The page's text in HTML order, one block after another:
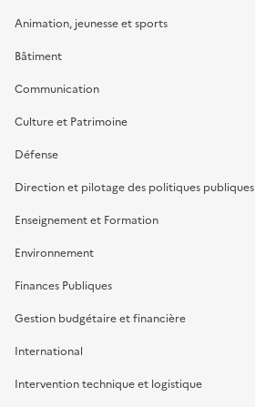
Animation, jeunesse et sports
Bâtiment
Communication
Culture et Patrimoine
Défense
Direction et pilotage des politiques publiques
Enseignement et Formation
Environnement
Finances Publiques
Gestion budgétaire et financière
International
Intervention technique et logistique